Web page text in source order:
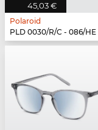
45,03 €
Polaroid
PLD 0030/R/C - 086/HE